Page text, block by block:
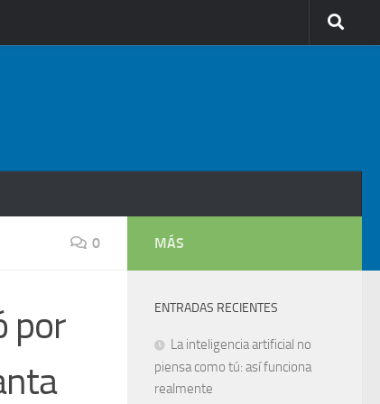
0
por
MÁS
ENTRADAS RECIENTES
La inteligencia artificial no
piensa como tú: así funciona
realmente